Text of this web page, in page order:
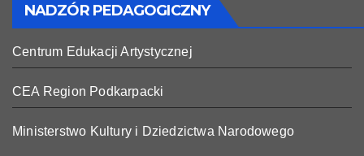
NADZÓR PEDAGOGICZNY
Centrum Edukacji Artystycznej
CEA Region Podkarpacki
Ministerstwo Kultury i Dziedzictwa Narodowego